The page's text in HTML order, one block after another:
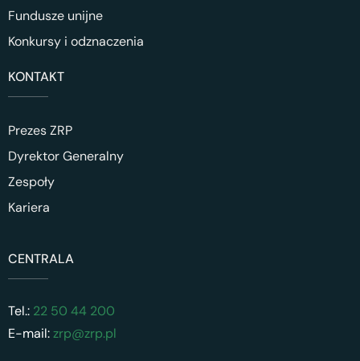
Fundusze unijne
Konkursy i odznaczenia
KONTAKT
Prezes ZRP
Dyrektor Generalny
Zespoły
Kariera
CENTRALA
Tel.: 22 50 44 200
E-mail:zrp@zrp.pl